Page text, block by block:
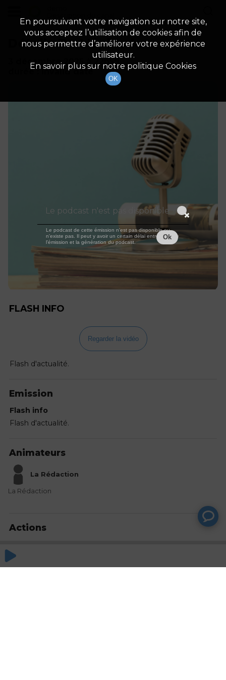
Détails De L'épisode
3 décembre 2025
à 22h59
durée : Invalid date
FLASH INFO
Regarder la vidéo
Flash d'actualité.
Emission
Flash info
Flash d'actualité.
Animateurs
La Rédaction
La Rédaction
Actions
En poursuivant votre navigation sur notre site,
vous acceptez l’utilisation de cookies afin de
nous permettre d’améliorer votre expérience
utilisateur.
En savoir plus sur notre politique Cookies
OK
Le podcast n'est pas disponible
Le podcast de cette émission n'est pas disponible ou
n'existe pas. Il peut y avoir un certain délai entre la fin de
l'émission et la génération du podcast.
Ok